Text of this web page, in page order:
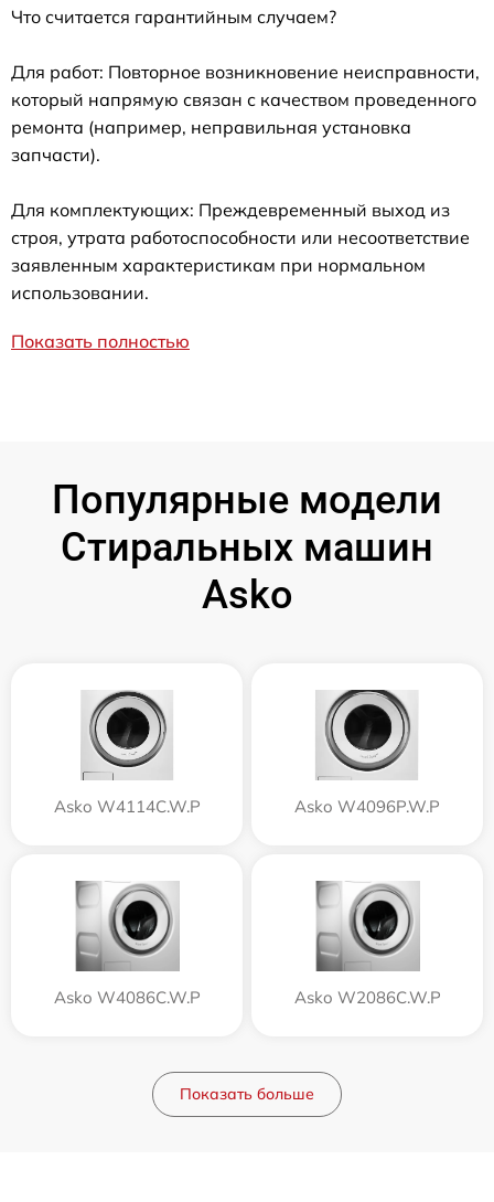
Что считается гарантийным случаем?
Для работ: Повторное возникновение неисправности,
который напрямую связан с качеством проведенного
ремонта (например, неправильная установка
запчасти).
Для комплектующих: Преждевременный выход из
строя, утрата работоспособности или несоответствие
заявленным характеристикам при нормальном
использовании.
Показать полностью
Популярные модели
Стиральных машин
Asko
Asko W4114C.W.P Asko W4096P.W.P
Asko W4086C.W.P Asko W2086C.W.P
Показать больше